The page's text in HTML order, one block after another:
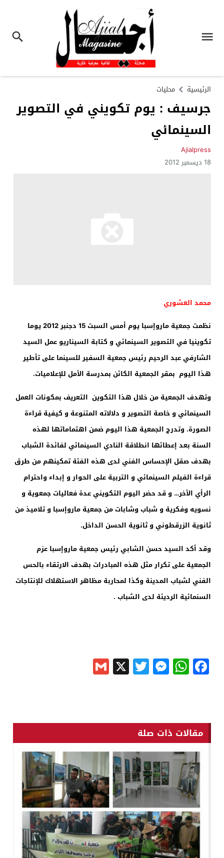
الرئيسية محليات
جرسيف : يوم تكويني في التصوير
السينمائي
Ajialpress
18 ديسمبر 2012
محمد العشوري
نظمت جمعية ماروإسبا يوم أمس السبت 15 دجنبر 2012
يوما
تكوينيا في التصوير السينمائي و كتابة السيناريو عمل السيد
الشارفي عبد الرحيم رئيس جمعية السفير للسينما على تأطير
هذا اليوم بمقر الجمعية الكائن بمدرسة الأمل للإعلاميات.
وتهدف الجمعية من خلال هذا التكوين التعريف بمكونات العمل
السينمائي و خاصة التصوير و دلالاته المتنوعة و كيفية قراءة
الصورة. وتدرج الجمعية هذا اليوم ضمن اهتماماتها لهذه
السنة بعد إعطائها انطلاقة النادي السينمائي لفائدة الشباب
بهدف صقل الإحساس الفني لدى هذه الفئة تمكينهم من طرق
قراءة الفيلم السينمائي و التربية على الحوار و إبداء واحترام
الرأي الأخر… و قد حضر اليوم التكويني عدة فعاليات جمعوية و
نسويه وفكرية و شباب وشابات من جمعية ماروإسبا و تلاميذ من
ثانوية الزرقطوني و ثانوية الحسن الداخل.
وقد أكد السيد حسن الشابي رئيس جمعية ماروإسبا عزم
الجمعية على تكرار مثل هذه المبادرات بهدف الارتقاء بالحس
الفني لشباب المدينة وكذا لمحاربة مظاهر الاستهلاك للإنتاجات
السنمائية الرديئة لدى الشباب .
Facebook
WhatsApp
Messenger
Twitter
X
مقالات ذات صلة